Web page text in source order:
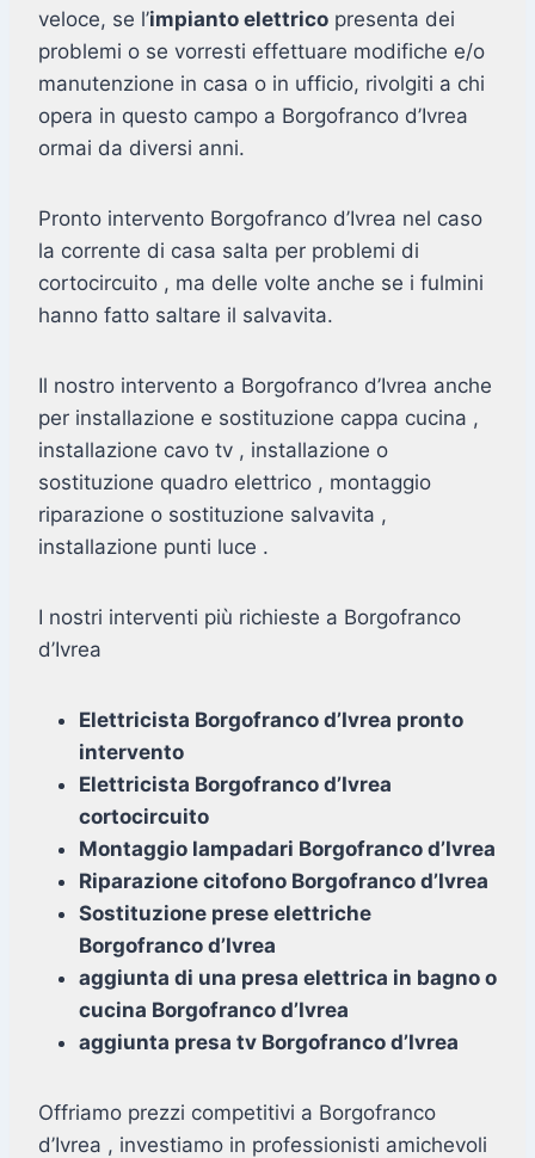
veloce, se l’impianto elettrico presenta dei
problemi o se vorresti effettuare modifiche e/o
manutenzione in casa o in ufficio, rivolgiti a chi
opera in questo campo a Borgofranco d’Ivrea
ormai da diversi anni.
Pronto intervento Borgofranco d’Ivrea nel caso
la corrente di casa salta per problemi di
cortocircuito , ma delle volte anche se i fulmini
hanno fatto saltare il salvavita.
Il nostro intervento a Borgofranco d’Ivrea anche
per installazione e sostituzione cappa cucina ,
installazione cavo tv , installazione o
sostituzione quadro elettrico , montaggio
riparazione o sostituzione salvavita ,
installazione punti luce .
I nostri interventi più richieste a Borgofranco
d’Ivrea
Elettricista Borgofranco d’Ivrea pronto
intervento
Elettricista Borgofranco d’Ivrea
cortocircuito
Montaggio lampadari Borgofranco d’Ivrea
Riparazione citofono Borgofranco d’Ivrea
Sostituzione prese elettriche
Borgofranco d’Ivrea
aggiunta di una presa elettrica in bagno o
cucina Borgofranco d’Ivrea
aggiunta presa tv Borgofranco d’Ivrea
Offriamo prezzi competitivi a Borgofranco
d’Ivrea , investiamo in professionisti amichevoli